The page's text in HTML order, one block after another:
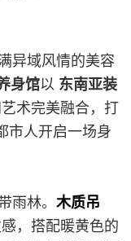
异域风情的美容
身馆以 东南亚装
术完美融合，打
市人开启一场身
雨林。 木质吊
，搭配暖黄色的